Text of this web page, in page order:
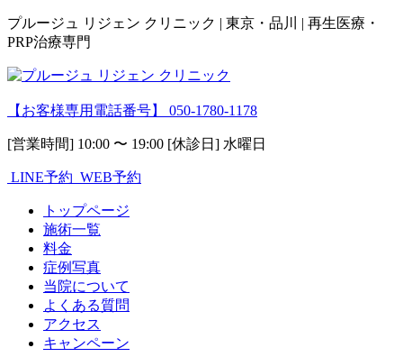
プルージュ リジェン クリニック | 東京・品川 | 再生医療・
PRP治療専門
【お客様専用電話番号】 050-1780-1178
[営業時間] 10:00 〜 19:00 [休診日] 水曜日
LINE予約 WEB予約
トップページ
施術一覧
料金
症例写真
当院について
よくある質問
アクセス
キャンペーン